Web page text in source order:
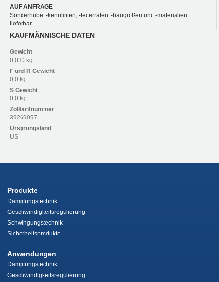
AUF ANFRAGE
Sonderhübe, -kennlinien, -federraten, -baugrößen und -materialien
lieferbar.
KAUFMÄNNISCHE DATEN
Gewicht
0,030 kg
F und R Gewicht
0,0 kg
S Gewicht
0,0 kg
Zolltarifnummer
39269097
Ursprungsland
US
Produkte
Dämpfungstechnik
Geschwindigkeitsregulierung
Schwingungstechnik
Sicherheitsprodukte
Anwendungen
Dämpfungstechnik
Geschwindigkeitsregulierung